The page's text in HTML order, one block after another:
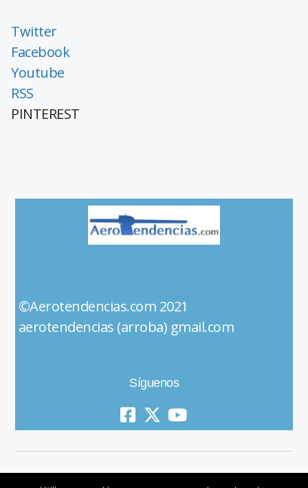
Twitter
Facebook
Youtube
RSS
PINTEREST
©Aerotendencias.com 2021
aerotendencias (arroba) gmail.com
Síguenos